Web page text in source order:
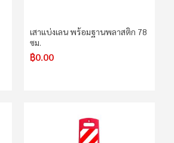
เสาแบ่งเลน พร้อมฐานพลาสติก 78
ซม.
฿0.00